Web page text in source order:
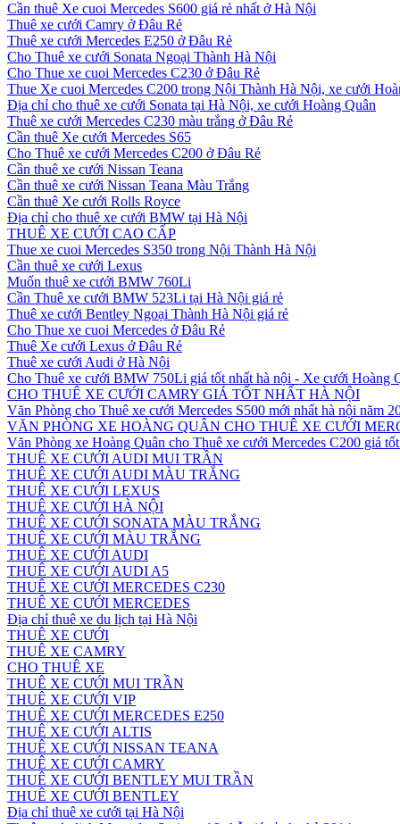
Cần thuê Xe cuoi Mercedes S600 giá rẻ nhất ở Hà Nội
Thuê xe cưới Camry ở Đâu Rẻ
Thuê xe cưới Mercedes E250 ở Đâu Rẻ
Cho Thuê xe cưới Sonata Ngoại Thành Hà Nội
Cho Thue xe cuoi Mercedes C230 ở Đâu Rẻ
Thue Xe cuoi Mercedes C200 trong Nội Thành Hà Nội, xe cưới
Địa chỉ cho thuê xe cưới Sonata tại Hà Nội, xe cưới Hoàng Quân
Thuê xe cưới Mercedes C230 màu trắng ở Đâu Rẻ
Cần thuê Xe cưới Mercedes S65
Cho Thuê xe cưới Mercedes C200 ở Đâu Rẻ
Cần thuê xe cưới Nissan Teana
Cần thuê xe cưới Nissan Teana Màu Trắng
Cần thuê Xe cưới Rolls Royce
Địa chỉ cho thuê xe cưới BMW tại Hà Nội
THUÊ XE CƯỚI CAO CẤP
Thue xe cuoi Mercedes S350 trong Nội Thành Hà Nội
Cần thuê xe cưới Lexus
Muốn thuê xe cưới BMW 760Li
Cần Thuê xe cưới BMW 523Li tại Hà Nội giá rẻ
Thuê xe cưới Bentley Ngoại Thành Hà Nội giá rẻ
Cho Thue xe cuoi Mercedes ở Đâu Rẻ
Thuê Xe cưới Lexus ở Đâu Rẻ
Thuê xe cưới Audi ở Hà Nội
Cho Thuê xe cưới BMW 750Li giá tốt nhất hà nội - Xe cưới Hoàng
CHO THUÊ XE CƯỚI CAMRY GIÁ TỐT NHẤT HÀ NỘI
Văn Phòng cho Thuê xe cưới Mercedes S500 mới nhất hà nội năm
VĂN PHÒNG XE HOÀNG QUÂN CHO THUÊ XE CƯỚI
Văn Phòng xe Hoàng Quân cho Thuê xe cưới Mercedes C200 giá
THUÊ XE CƯỚI AUDI MUI TRẦN
THUÊ XE CƯỚI AUDI MÀU TRẮNG
THUÊ XE CƯỚI LEXUS
THUÊ XE CƯỚI HÀ NỘI
THUÊ XE CƯỚI SONATA MÀU TRẮNG
THUÊ XE CƯỚI MÀU TRẮNG
THUÊ XE CƯỚI AUDI
THUÊ XE CƯỚI AUDI A5
THUÊ XE CƯỚI MERCEDES C230
THUÊ XE CƯỚI MERCEDES
Địa chỉ thuê xe du lịch tại Hà Nội
THUÊ XE CƯỚI
THUÊ XE CAMRY
CHO THUÊ XE
THUÊ XE CƯỚI MUI TRẦN
THUÊ XE CƯỚI VIP
THUÊ XE CƯỚI MERCEDES E250
THUÊ XE CƯỚI ALTIS
THUÊ XE CƯỚI NISSAN TEANA
THUÊ XE CƯỚI CAMRY
THUÊ XE CƯỚI BENTLEY MUI TRẦN
THUÊ XE CƯỚI BENTLEY
Địa chỉ thuê xe cưới tại Hà Nội